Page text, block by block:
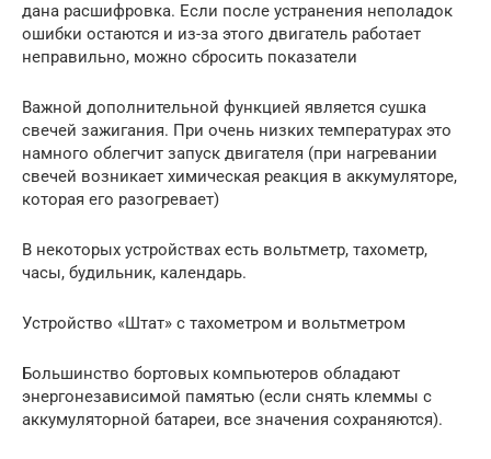
дана расшифровка. Если после устранения неполадок
ошибки остаются и из-за этого двигатель работает
неправильно, можно сбросить показатели
Важной дополнительной функцией является сушка
свечей зажигания. При очень низких температурах это
намного облегчит запуск двигателя (при нагревании
свечей возникает химическая реакция в аккумуляторе,
которая его разогревает)
В некоторых устройствах есть вольтметр, тахометр,
часы, будильник, календарь.
Устройство «Штат» с тахометром и вольтметром
Большинство бортовых компьютеров обладают
энергонезависимой памятью (если снять клеммы с
аккумуляторной батареи, все значения сохраняются).